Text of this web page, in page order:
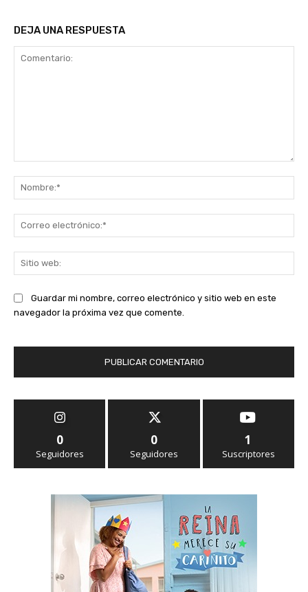
DEJA UNA RESPUESTA
Guardar mi nombre, correo electrónico y sitio web en este
navegador la próxima vez que comente.
0
Seguidores
0
Seguidores
1
Suscriptores